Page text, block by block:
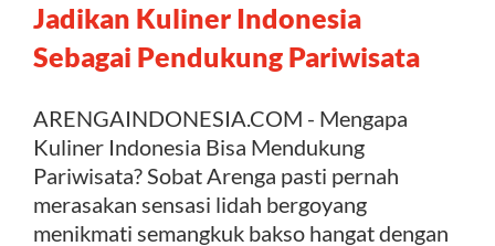
Jadikan Kuliner Indonesia
Sebagai Pendukung Pariwisata
ARENGAINDONESIA.COM - Mengapa
Kuliner Indonesia Bisa Mendukung
Pariwisata? Sobat Arenga pasti pernah
merasakan sensasi lidah bergoyang
menikmati semangkuk bakso hangat dengan